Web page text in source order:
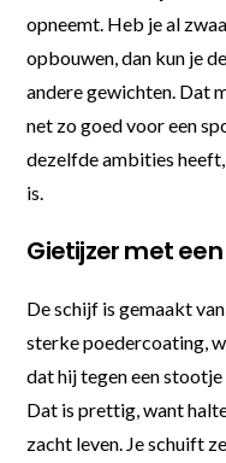
opneemt. Heb je al
opbouwen, dan kun je
andere gewichten. Dat
net zo goed voor een
dezelfde ambities
is.
Gietijzer met
De schijf is gemaakt
sterke poedercoating,
dat hij tegen een
Dat is prettig, want
zacht leven. Je schuift